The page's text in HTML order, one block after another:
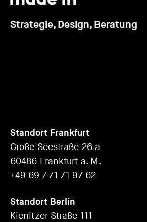
Strategie, Design, Beratung
Standort Frankfurt
Große Seestraße 26 a
60486 Frankfurt a. M.
+49 69 / 71 71 97 62
Standort Berlin
Kienitzer Straße 111